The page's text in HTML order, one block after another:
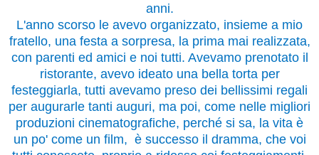
anni.
L'anno scorso le avevo organizzato, insieme a mio
fratello, una festa a sorpresa, la prima mai realizzata,
con parenti ed amici e noi tutti. Avevamo prenotato il
ristorante, avevo ideato una bella torta per
festeggiarla, tutti avevamo preso dei bellissimi regali
per augurarle tanti auguri, ma poi, come nelle migliori
produzioni cinematografiche, perché si sa, la vita è
un po' come un film, è successo il dramma, che voi